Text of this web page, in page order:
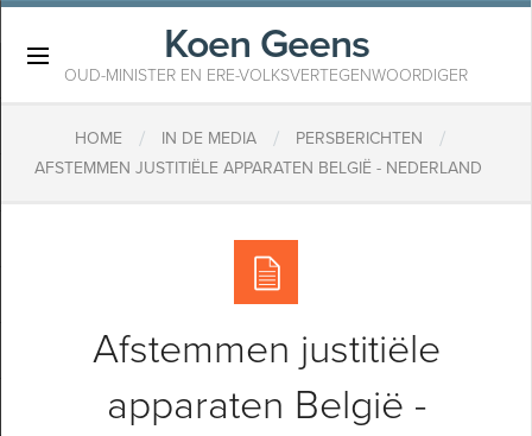
Koen Geens
OUD-MINISTER EN ERE-VOLKSVERTEGENWOORDIGER
HOME / IN DE MEDIA / PERSBERICHTEN /
AFSTEMMEN JUSTITIËLE APPARATEN BELGIË - NEDERLAND
Afstemmen justitiële
apparaten België -